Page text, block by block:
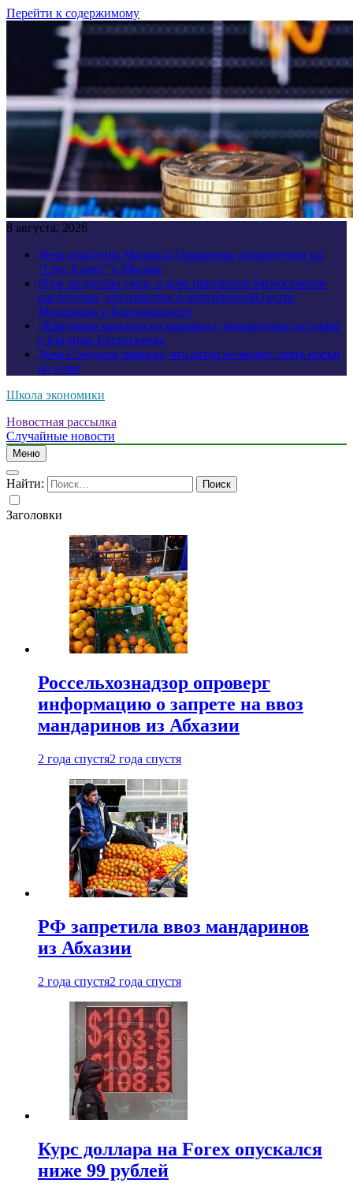
Перейти к содержимому
8 августа, 2026
День рождения Михаила Горшенева отпразднуют на
“Live Арене” в Москве
Муж загадочно умер, а дочь присвоила баснословное
наследство: что известно о непубличной сестре
Михалкова и Кончаловского
«Картинно выпадал из машины»: неизвестные истории
о Евгении Евстигнееве
Дочь Сэндлера заявила, что актер не может снять носки
на суше
Школа экономики
Новостная рассылка
Случайные новости
Меню
Найти:
Заголовки
Россельхознадзор опроверг
информацию о запрете на ввоз
мандаринов из Абхазии
2 года спустя2 года спустя
РФ запретила ввоз мандаринов
из Абхазии
2 года спустя2 года спустя
Курс доллара на Forex опускался
ниже 99 рублей